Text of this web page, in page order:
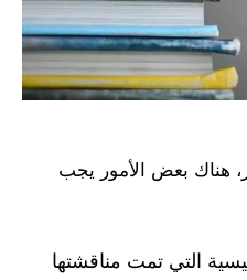
هناك بعض الأمور يجب
التي تمت مناقشتها